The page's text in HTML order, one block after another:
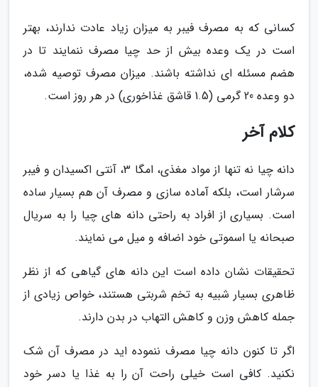
کسانی که به مصرف فیبر به میزان زیاد عادت ندارند، بهتر
است در یک وعده بیش از حد چیا مصرف ننمایند تا در
هضم مسئله ای نداشته باشند. میزان مصرف توصیه شده،
دو وعده 20 گرمی (1.5 قاشق غذاخوری) در هر روز است.
کلام آخر
دانه چیا نه تنها از مواد مغذی، امگا 3، آنتی اکسیدان و فیبر
سرشار است، بلکه آماده سازی و مصرف آن هم بسیار ساده
است. بسیاری از افراد به راحتی دانه های چیا را به سریال
صبحانه یا اسموتی خود اضافه و میل می نمایند.
تحقیقات نشان داده است این دانه های گیاهی که از نظر
ظاهری بسیار شبیه به تخم شربتی هستند، خواص زیادی از
جمله کاهش وزن و کاهش التهاب در بدن دارند.
اگر تا کنون دانه چیا مصرف ننموده اید در مصرف آن شک
نکنید. کافی است خیلی راحت آن را به غذا یا دسر خود